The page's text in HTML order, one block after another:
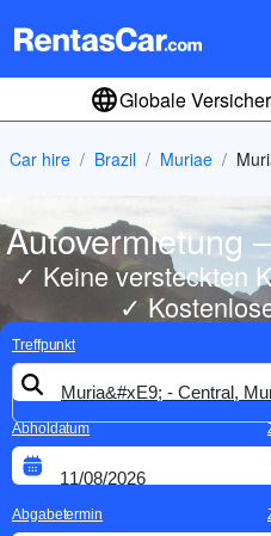
Globale
Car hire Brazil Muriae
Autovermietung
✓ Keine versteckten
✓
Treffpunkt
Abholdatum
Abgabetermin